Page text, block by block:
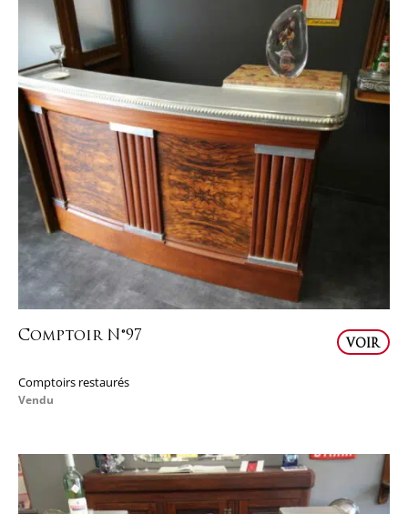
Comptoir N°97
VOIR
Comptoirs restaurés
Vendu